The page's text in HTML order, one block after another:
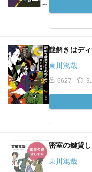
丸一昼夜行ったところ
【南源次郎／みなみ
が一番いいとの持論。
服を好む。なにより
れる。
【南佐和子／みなみ
その頃は人気女優だ
ま・こうのすけ）。
【村瀬修一／むらせ
四番打者」とか「顔
【森佳代子／もり・
ラフォー美女。岡田英
謎解きはデ
東川篤哉
6627
密室の鍵貸
東川篤哉